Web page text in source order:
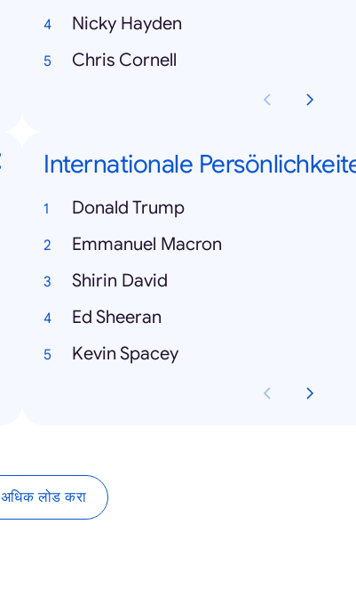
Nicky Hayden
Chris Cornell
Internationale
Donald Trump
Emmanuel Macron
Shirin David
Ed Sheeran
Kevin Spacey
अधिक लोड करा